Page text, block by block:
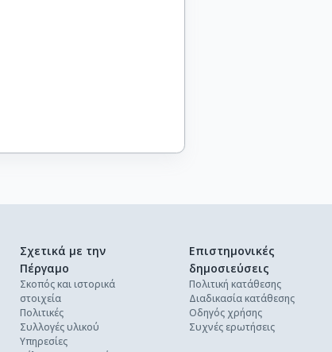
Σχετικά με την
Πέργαμο
Σκοπός και ιστορικά
στοιχεία
Πολιτικές
Συλλογές υλικού
Υπηρεσίες
Επιστημονικές
δημοσιεύσεις
Πολιτική κατάθεσης
Διαδικασία κατάθεσης
Οδηγός χρήσης
Συχνές ερωτήσεις